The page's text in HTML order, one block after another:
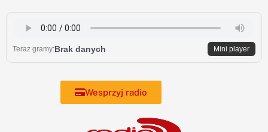
content
Teraz gramy:Brak danych Mini player
Wesprzyj radio